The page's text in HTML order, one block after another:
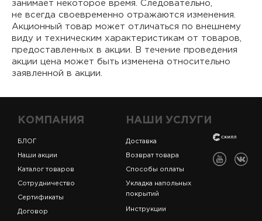
занимает некоторое время. Следовательно,
не всегда своевременно отражаются изменения.
Акционный товар может отличаться по внешнему
виду и техническим характеристикам от товаров,
предоставленных в акции. В течение проведения
акции цена может быть изменена относительно
заявленной в акции.
КОМПАНИЯ
БЛОГ
Наши акции
Каталог товаров
Сотрудничество
Сертификаты
Договор
НАШИ УСЛУГИ
Доставка
Возврат товара
Способы оплаты
Укладка напольных
покрытий
Инструкции